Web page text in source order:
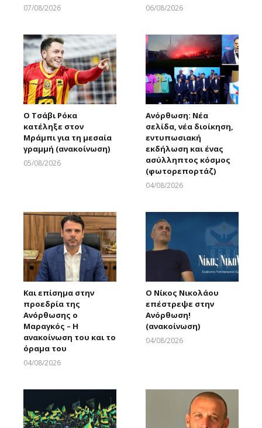
07/08/2026
06/08/2026
Ο Τσάβι Ρόκα
κατέληξε στον
Μράμπι για τη μεσαία
γραμμή (ανακοίνωση)
05/08/2026
Ανόρθωση: Νέα
σελίδα, νέα διοίκηση,
εντυπωσιακή
εκδήλωση και ένας
ασύλληπτος κόσμος
(φωτορεπορτάζ)
04/08/2026
Και επίσημα στην
προεδρία της
Ανόρθωσης ο
Μαραγκός – Η
ανακοίνωση του και το
όραμα του
04/08/2026
Ο Νίκος Νικολάου
επέστρεψε στην
Ανόρθωση!
(ανακοίνωση)
04/08/2026